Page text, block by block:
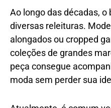
Ao longo das décadas, o
diversas releituras.
alongados ou cropped
coleções de grandes
peça consegue
moda sem perder sua